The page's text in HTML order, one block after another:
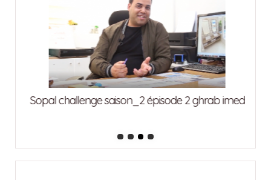
Sopal challenge saison_2 épisode 2 ghrab imed